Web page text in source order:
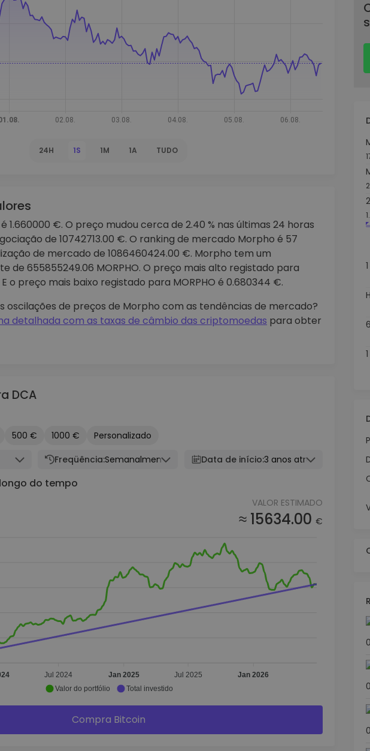
Explorador de Investimentos
Encontra a tua estratégia cripto
24H 1S 1M 1A TUDO
1.660000 €. O preço mudou cerca de 2.40 % nas últimas 24 horas
de 10742713.00 €. O ranking de mercado Morpho é 57
de mercado de 1086460424.00 €. Morpho tem um
de 655855249.06 MORPHO. O preço mais alto registado para
o preço mais baixo registado para MORPHO é 0.680344 €.
oscilações de preços de Morpho com as tendências de mercado?
detalhada com as taxas de câmbio das criptomoedas para obter
DCA
500 € 1000 €
Personalizado
Freqüência:Semanalmente Data de início:3 anos atrás
do tempo
VALOR ESTIMADO
≈ 15634.00 €
Jul 2024 Jan 2025 Jul 2025 Jan 2026
Valor do portfólio Total investido
Compra Bitcoin